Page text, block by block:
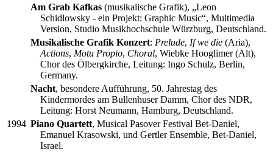
Am Grab Kafkas (musikalische Grafik), „Leon
Schidlowsky - ein Projekt: Graphic Music“, Multimedia
Version, Studio Musikhochschule Würzburg, Deutschland.
Musikalische Grafik Konzert: Prelude, If we die (Aria),
Actions, Motu Propio, Choral, Wiebke Hooglimer (Alt),
Chor des Ölbergkirche, Leitung: Ingo Schulz, Berlin,
Germany.
Nacht, besondere Aufführung, 50. Jahrestag des
Kindermordes am Bullenhuser Damm, Chor des NDR,
Leitung: Horst Neumann, Hamburg, Deutschland.
1994 Piano Quartett, Musical Pasover Festival Bet-Daniel,
Emanuel Krasowski, und Gertler Ensemble, Bet-Daniel,
Israel.